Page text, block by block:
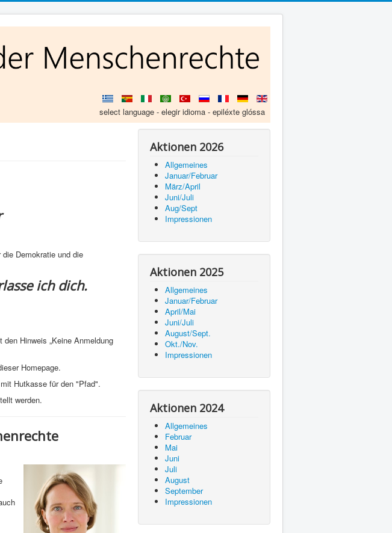
select language - elegir idioma - epiléxte glóssa
Demokratie und die
ich dich.
Hinweis „Keine Anmeldung
Homepage.
Hutkasse für den "Pfad".
werden.
Aktionen 2026
Allgemeines
Januar/Februar
März/April
Juni/Juli
Aug/Sept
Impressionen
Aktionen 2025
Allgemeines
Januar/Februar
April/Mai
Juni/Juli
August/Sept.
Okt./Nov.
Impressionen
Aktionen 2024
Allgemeines
Februar
Mai
Juni
Juli
August
September
Impressionen